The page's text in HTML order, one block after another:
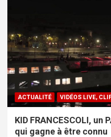
ACTUALITÉ VIDÉOS LIVE,
KID FRANCESCOLI, un
qui gagne à être connu